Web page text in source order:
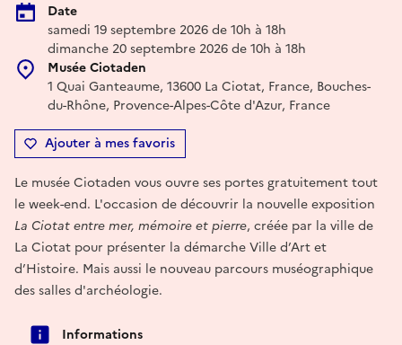
Date
samedi 19 septembre 2026 de 10h à 18h
dimanche 20 septembre 2026 de 10h à 18h
Musée Ciotaden
1 Quai Ganteaume, 13600 La Ciotat, France, Bouches-
du-Rhône, Provence-Alpes-Côte d'Azur, France
Ajouter à mes favoris
Le musée Ciotaden vous ouvre ses portes gratuitement tout
le week-end. L'occasion de découvrir la nouvelle exposition
La Ciotat entre mer, mémoire et pierre, créée par la ville de
La Ciotat pour présenter la démarche Ville d’Art et
d’Histoire. Mais aussi le nouveau parcours muséographique
des salles d'archéologie.
Informations